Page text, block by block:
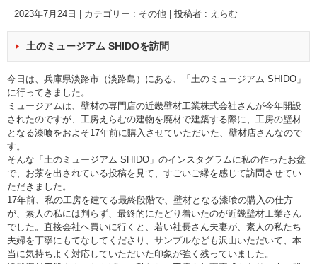
2023年7月24日 カテゴリー : その他 投稿者 : えらむ
土のミュージアム SHIDOを訪問
今日は、兵庫県淡路市（淡路島）にある、「土のミュージアム SHIDO」
に行ってきました。
ミュージアムは、壁材の専門店の近畿壁材工業株式会社さんが今年開設
されたのですが、工房えらむの建物を廃材で建築する際に、工房の壁材
となる漆喰をおよそ17年前に購入させていただいた、壁材店さんなので
す。
そんな「土のミュージアム SHIDO」のインスタグラムに私の作ったお盆
で、お茶を出されている投稿を見て、すごいご縁を感じて訪問させてい
ただきました。
17年前、私の工房を建てる最終段階で、壁材となる漆喰の購入の仕方
が、素人の私には判らず、最終的にたどり着いたのが近畿壁材工業さん
でした。直接会社へ買いに行くと、若い社長さん夫妻が、素人の私たち
夫婦を丁寧にもてなしてくださり、サンプルなども沢山いただいて、本
当に気持ちよく対応していただいた印象が強く残っていました。